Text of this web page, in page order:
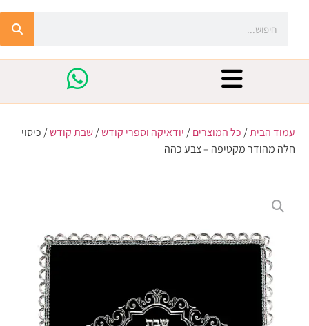
עמוד הבית/ כל המוצרים/ יודאיקה וספרי קודש/שבת קודש/ כיסוי
חלה מהודר מקטיפה – צבע כהה